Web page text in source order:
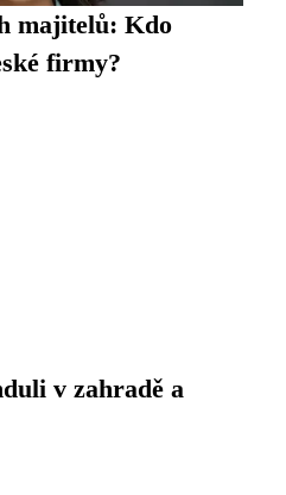
majitelů: Kdo
firmy?
v zahradě a